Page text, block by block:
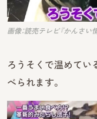
画像：読売テレビ『かんさい
ろうそくで温めてい
べられます。